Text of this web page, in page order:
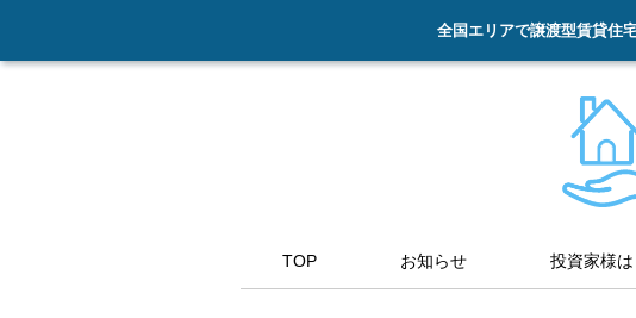
全国エリアで譲渡型賃貸住
TOP お知らせ 投資家様は